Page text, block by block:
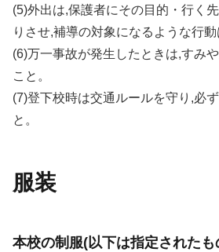
(5)外出は,保護者にその目的・行く
りさせ,補導の対象になるような行動
(6)万一事故が発生したときは,すみ
こと。
(7)登下校時は交通ルールを守り,必
と。
服装
本校の制服(以下は指定されたも